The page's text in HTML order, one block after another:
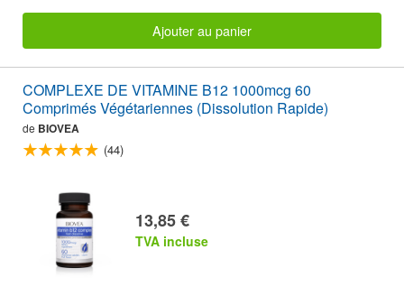
Ajouter au panier
COMPLEXE DE VITAMINE B12 1000mcg 60
Comprimés Végétariennes (Dissolution Rapide)
de BIOVEA
(44)
13,85 €
TVA incluse